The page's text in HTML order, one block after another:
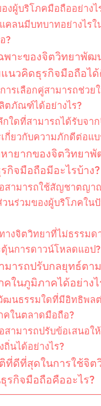
งผู้บริโภคมือถืออย่างไ
คลนมีบทบาทอย่างไรใ
?
าะของจิตวิทยาพัฒ
แนวคิดธุรกิจมือถือได้
ารเลือกคู่สามารถช่วย
ตภัณฑ์ได้อย่างไร?
กใดที่สามารถได้รับจา
กี่ยวกับความภักดีต่อแ
ยากของจิตวิทยาพั
กิจมือถือมีอะไรบ้าง?
สามารถใช้สัญชาตญา
วนร่วมของผู้บริโภคใน
างจิตวิทยาที่ไม่ธรรมด
ตุ้นการดาวน์โหลดแอป?
มารถปรับกลยุทธ์ตา
คในภูมิภาคได้อย่างไ
ฒนธรรมใดที่มีอิทธิพล
คในตลาดมือถือ?
สามารถปรับข้อเสนอใ
นได้อย่างไร?
ที่ดีที่สุดในการใช้จิต
รกิจมือถือคืออะไร?